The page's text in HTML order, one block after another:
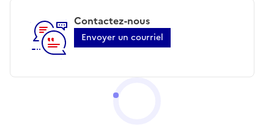
Contactez-nous
Envoyer un courriel